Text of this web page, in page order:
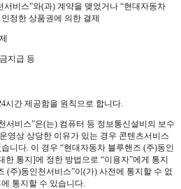
비스”와(과) 계약을 맺었거나 “현대자동차
정한 상품권에 의한 결제
지급 등
간 제공함을 원칙으로 합니다.
비스”은(는) 컴퓨터 등 정보통신설비의 보수
영상 상당한 이유가 있는 경우 콘텐츠서비스
니다. 이 경우 “현대자동차 블루핸즈 (주)동인
한 통지]에 정한 방법으로 “이용자”에게 통지
(주)동인천서비스”이(가) 사전에 통지할 수 없
통지할 수 있습니다.